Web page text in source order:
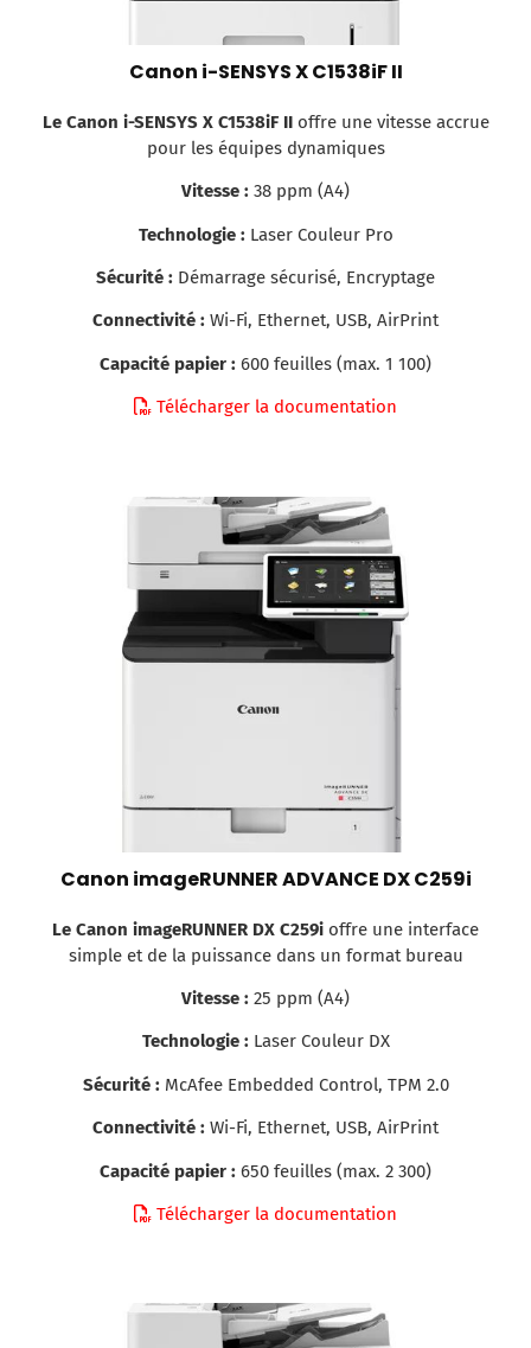
Canon i-SENSYS X C1538iF II
Le Canon i-SENSYS X C1538iF II offre une vitesse accrue
pour les équipes dynamiques
Vitesse : 38 ppm (A4)
Technologie : Laser Couleur Pro
Sécurité : Démarrage sécurisé, Encryptage
Connectivité : Wi-Fi, Ethernet, USB, AirPrint
Capacité papier : 600 feuilles (max. 1 100)
Télécharger la documentation
Canon imageRUNNER ADVANCE DX C259i
Le Canon imageRUNNER DX C259i offre une interface
simple et de la puissance dans un format bureau
Vitesse : 25 ppm (A4)
Technologie : Laser Couleur DX
Sécurité : McAfee Embedded Control, TPM 2.0
Connectivité : Wi-Fi, Ethernet, USB, AirPrint
Capacité papier : 650 feuilles (max. 2 300)
Télécharger la documentation